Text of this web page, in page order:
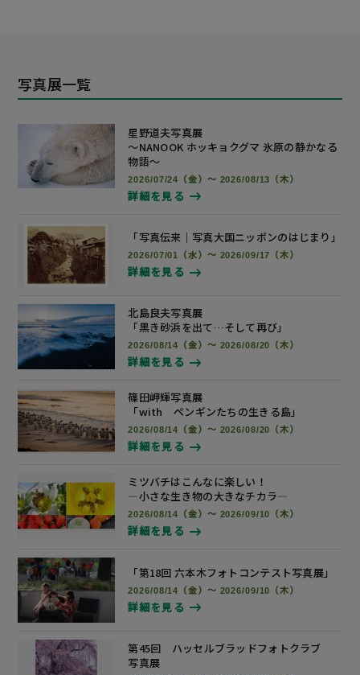
写真展一覧
星野道夫写真展
～NANOOK ホッキョクグマ 氷原の静かなる
物語～
2026/07/24（金）～ 2026/08/13（木）
詳細を見る
「写真伝来｜写真大国ニッポンのはじまり」
2026/07/01（水）～ 2026/09/17（木）
詳細を見る
北島良夫写真展
「黒き砂浜を出て…そして再び」
2026/08/14（金）～ 2026/08/20（木）
詳細を見る
篠田岬輝写真展
「with ペンギンたちの生きる島」
2026/08/14（金）～ 2026/08/20（木）
詳細を見る
ミツバチはこんなに楽しい！
―小さな生き物の大きなチカラ―
2026/08/14（金）～ 2026/09/10（木）
詳細を見る
「第18回 六本木フォトコンテスト写真展」
2026/08/14（金）～ 2026/09/10（木）
詳細を見る
第45回 ハッセルブラッドフォトクラブ
写真展